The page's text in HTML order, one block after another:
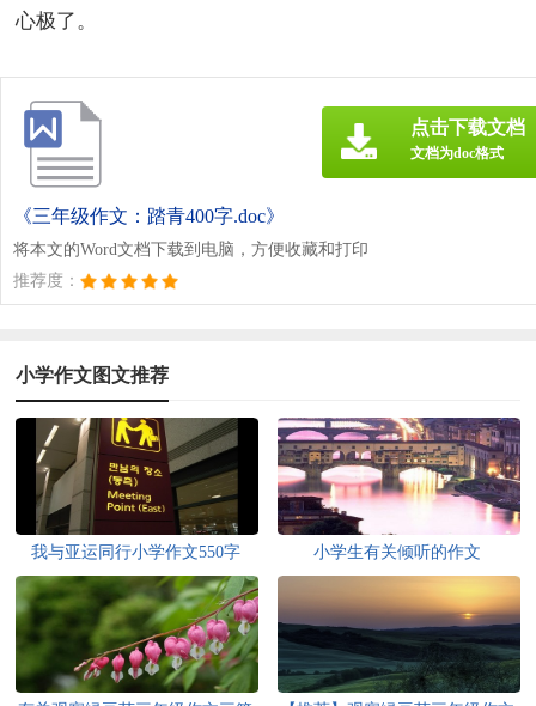
心极了。
《三年级作文：踏青400字.doc》
将本文的Word文档下载到电脑，方便收藏和打印
推荐度：
点击下载文档
文档为doc格式
小学作文图文推荐
我与亚运同行小学作文550字 小学生有关倾听的作文